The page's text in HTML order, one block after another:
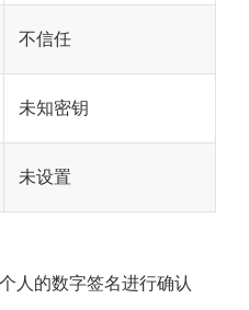
不信任
未知密钥
未设置
人的数字签名进行确认